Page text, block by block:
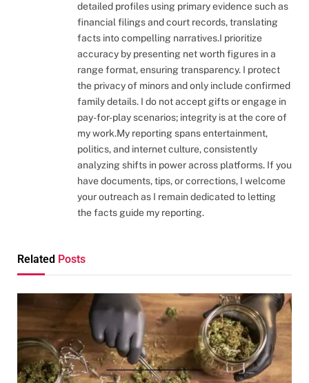
detailed profiles using primary evidence such as
financial filings and court records, translating
facts into compelling narratives.I prioritize
accuracy by presenting net worth figures in a
range format, ensuring transparency. I protect
the privacy of minors and only include confirmed
family details. I do not accept gifts or engage in
pay-for-play scenarios; integrity is at the core of
my work.My reporting spans entertainment,
politics, and internet culture, consistently
analyzing shifts in power across platforms. If you
have documents, tips, or corrections, I welcome
your outreach as I remain dedicated to letting
the facts guide my reporting.
Related Posts